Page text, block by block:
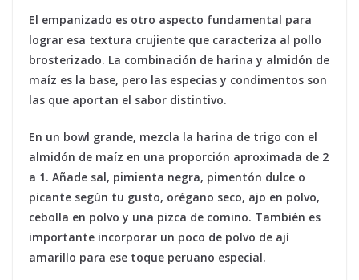
El empanizado es otro aspecto fundamental para
lograr esa textura crujiente que caracteriza al pollo
brosterizado. La combinación de harina y almidón de
maíz es la base, pero las especias y condimentos son
las que aportan el sabor distintivo.
En un bowl grande, mezcla la harina de trigo con el
almidón de maíz en una proporción aproximada de 2
a 1. Añade sal, pimienta negra, pimentón dulce o
picante según tu gusto, orégano seco, ajo en polvo,
cebolla en polvo y una pizca de comino. También es
importante incorporar un poco de polvo de ají
amarillo para ese toque peruano especial.